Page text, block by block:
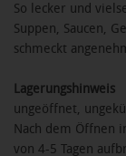
So lecker und
Suppen, Saucen,
schmeckt
Lagerungshinweis
ungeöffnet,
Nach dem Öffnen
von 4-5 Tagen